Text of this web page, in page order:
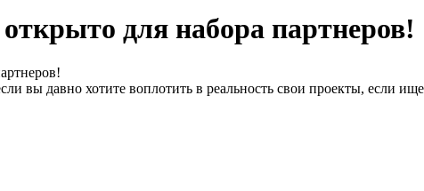
для набора партнеров!
вы давно хотите воплотить в реальность свои проекты, если